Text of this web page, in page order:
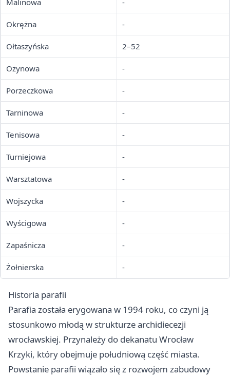
Malinowa -
Okrężna -
Ołtaszyńska 2–52
Ożynowa -
Porzeczkowa -
Tarninowa -
Tenisowa -
Turniejowa -
Warsztatowa -
Wojszycka -
Wyścigowa -
Zapaśnicza -
Żołnierska -
Historia parafii
Parafia została erygowana w 1994 roku, co czyni ją
stosunkowo młodą w strukturze archidiecezji
wrocławskiej. Przynależy do dekanatu Wrocław
Krzyki, który obejmuje południową część miasta.
Powstanie parafii wiązało się z rozwojem zabudowy